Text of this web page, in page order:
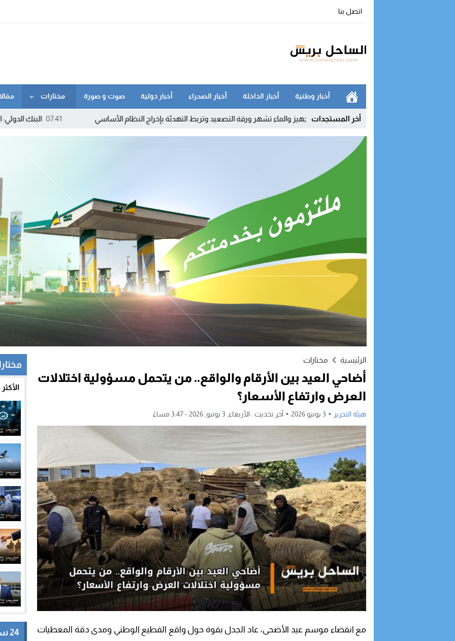
اتصل بنا
أخبار وطنية أخبار الداخلة أخبار الصحراء أخبار دولية صوت و صورة مختارات
أخر المستجدات 07:41 البنك الدولي: التكنولوجيا نقابات التجهيز والماء تشهر ورقة التصعيد وتربط التهدئة بإخراج النظام الأساسي
الرئيسية مختارات
أضاحي العيد بين الأرقام والواقع.. من يتحمل مسؤولية اختلالات
العرض وارتفاع الأسعار؟
هيئة التحرير 3 يونيو 2026 آخر تحديث : الأربعاء, 3 يونيو, 2026 - 3:47 مساءً
مع انقضاء موسم عيد الأضحى، عاد الجدل بقوة حول واقع القطيع الوطني ومدى دقة المعطيات
24 ساعة